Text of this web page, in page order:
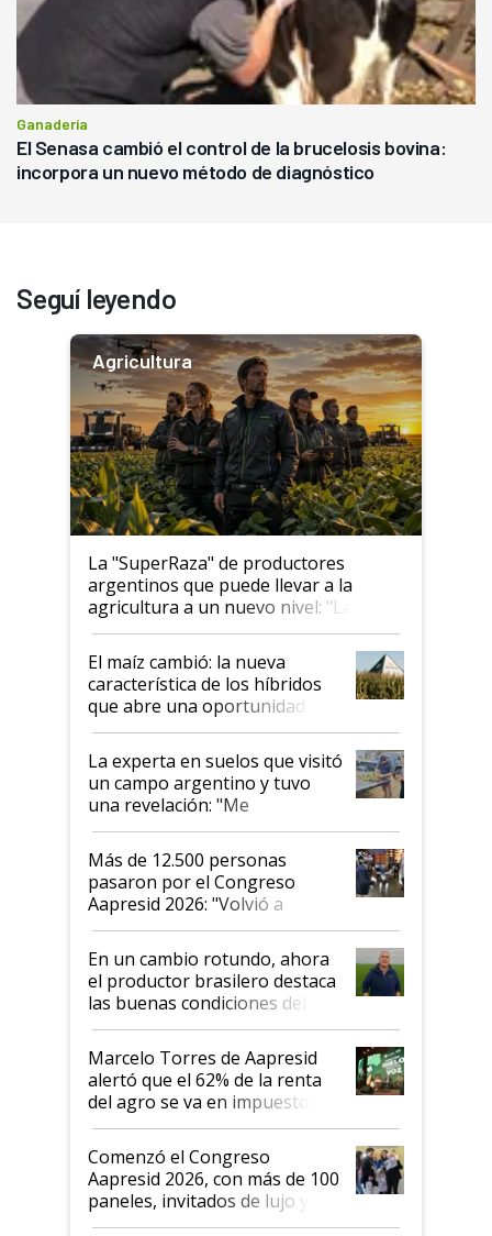
Ganadería
El Senasa cambió el control de la brucelosis bovina:
incorpora un nuevo método de diagnóstico
Seguí leyendo
Agricultura
La "SuperRaza" de productores
argentinos que puede llevar a la
agricultura a un nuevo nivel: "Las
posibilidades de crecimiento son
infinitas"
El maíz cambió: la nueva
característica de los híbridos
que abre una oportunidad en
el lote
La experta en suelos que visitó
un campo argentino y tuvo
una revelación: "Me
impresionó mucho"
Más de 12.500 personas
pasaron por el Congreso
Aapresid 2026: "Volvió a
demostrar que hablar del
suelo es hablar de todo el
sistema productivo"
En un cambio rotundo, ahora
el productor brasilero destaca
las buenas condiciones del
agro argentino para invertir:
"Los veo más motivados"
Marcelo Torres de Aapresid
alertó que el 62% de la renta
del agro se va en impuestos:
"No es bueno que en
Argentina se sigan discutiendo
las mismas cosas de hace 50
años"
Comenzó el Congreso
Aapresid 2026, con más de 100
paneles, invitados de lujo y
todas las tendencias